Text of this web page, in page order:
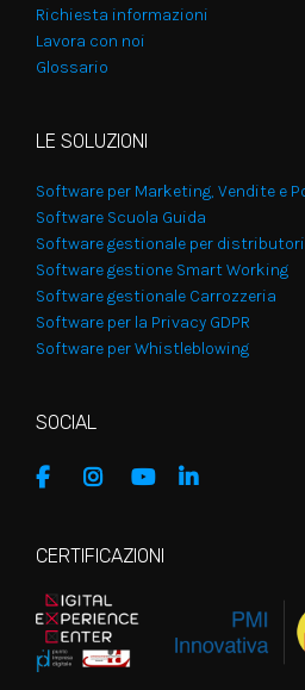
Richiesta informazioni
Lavora con noi
Glossario
LE SOLUZIONI
Software per Marketing, Vendite e
Software Scuola Guida
Software gestionale per
Software gestione Smart Working
Software gestionale Carrozzeria
Software per la Privacy GDPR
Software per Whistleblowing
SOCIAL
CERTIFICAZIONI